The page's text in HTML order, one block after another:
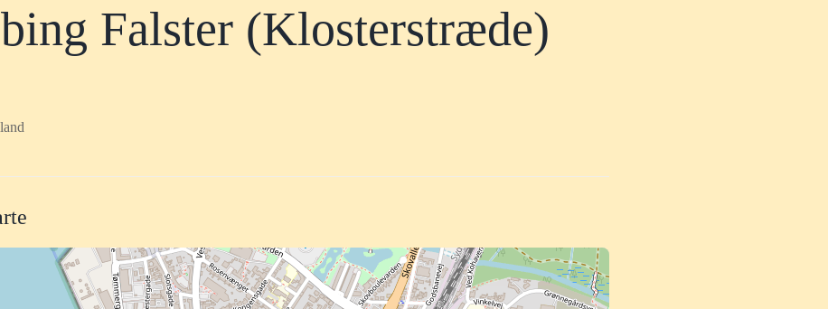
Falster (Klosterstræde)